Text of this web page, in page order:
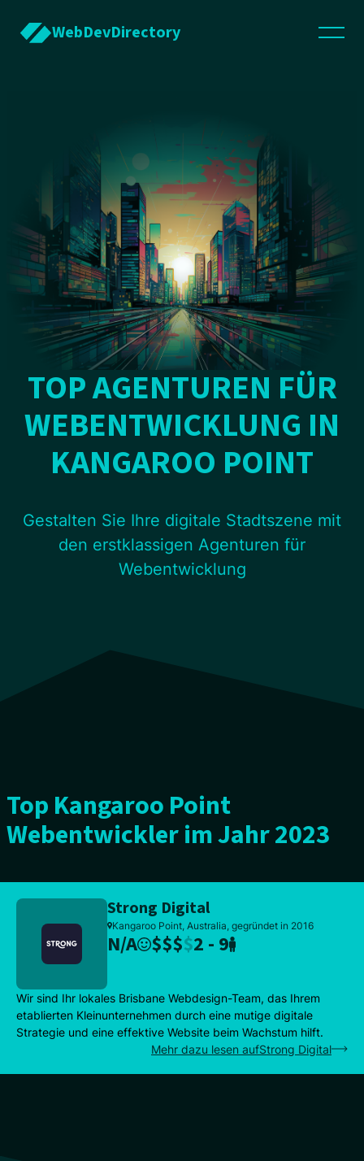
WebDevDirectory
TOP AGENTUREN FÜR
WEBENTWICKLUNG IN
KANGAROO POINT
Gestalten Sie Ihre digitale Stadtszene mit
den erstklassigen Agenturen für
Webentwicklung
Top Kangaroo Point
Webentwickler im Jahr 2023
Strong Digital
Kangaroo Point, Australia, gegründet in 2016
N/A $$$$2 - 9
Wir sind Ihr lokales Brisbane Webdesign-Team, das Ihrem
etablierten Kleinunternehmen durch eine mutige digitale
Strategie und eine effektive Website beim Wachstum hilft.
Mehr dazu lesen aufStrong Digital